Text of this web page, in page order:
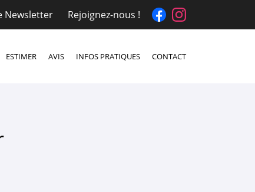
Newsletter Rejoignez-nous !
ESTIMER AVIS INFOS PRATIQUES CONTACT